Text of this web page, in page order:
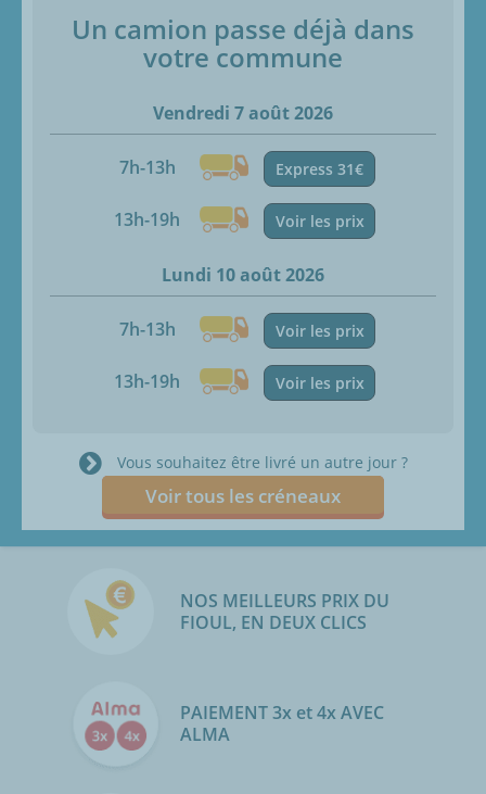
Un camion passe déjà dans
votre commune
Vendredi 7 août 2026
7h-13h Express 31€
13h-19h Voir les prix
Lundi 10 août 2026
7h-13h Voir les prix
13h-19h Voir les prix
Vous souhaitez être livré un autre jour ?
Voir tous les créneaux
NOS MEILLEURS PRIX DU
FIOUL, EN DEUX CLICS
PAIEMENT 3x et 4x AVEC
ALMA